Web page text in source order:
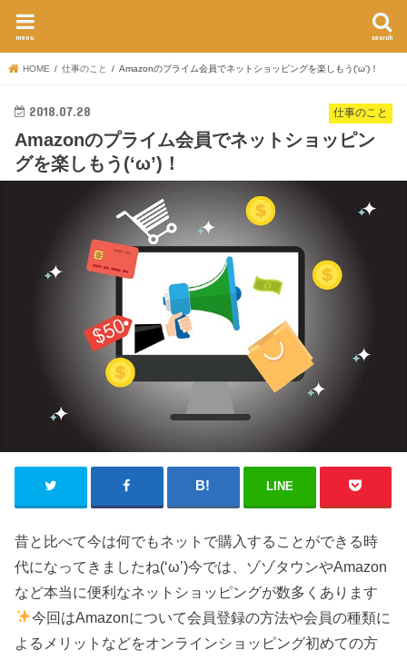
search
menu
HOME 仕事のこと Amazonのプライム会員でネットショッピングを楽しもう('ω')！
仕事のこと
2018.07.28
Amazonのプライム会員でネットショッピン
グを楽しもう(‘ω’)！
LINE
昔と比べて今は何でもネットで購入することができる時
代になってきましたね(‘ω’)今では、ゾゾタウンやAmazon
など本当に便利なネットショッピングが数多くあります
今回はAmazonについて会員登録の方法や会員の種類に
よるメリットなどをオンラインショッピング初めての方